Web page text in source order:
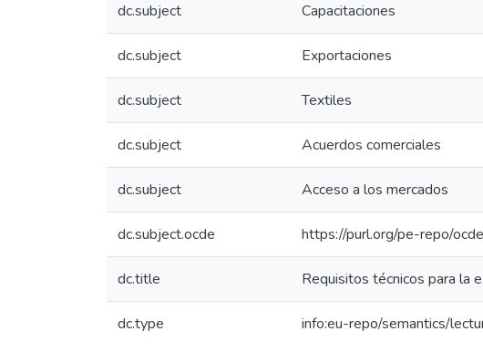
dc.subject Capacitaciones
dc.subject Exportaciones
dc.subject Textiles
dc.subject Acuerdos comerciales
dc.subject Acceso a los mercados
dc.subject.ocde https://purl.org/pe-repo/
dc.title Requisitos técnicos para la
dc.type info:eu-repo/semantics/